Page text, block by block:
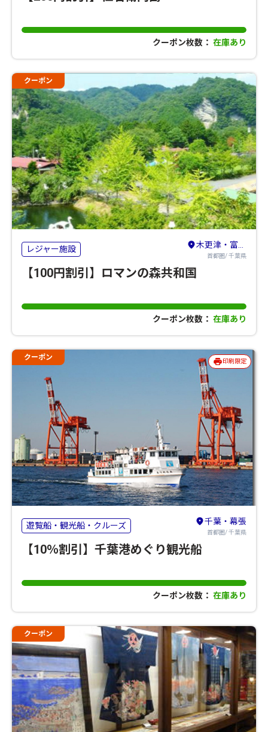
クーポン枚数： 在庫あり
クーポン
レジャー施設 木更津・富津・市原・君津
首都圏/ 千葉県
【100円割引】ロマンの森共和国
クーポン枚数： 在庫あり
クーポン 印刷限定
遊覧船・観光船・クルーズ 千葉・幕張
首都圏/ 千葉県
【10％割引】千葉港めぐり観光船
クーポン枚数： 在庫あり
クーポン